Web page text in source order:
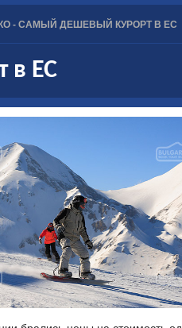
- САМЫЙ ДЕШЕВЫЙ КУРОРТ В ЕС
в ЕС